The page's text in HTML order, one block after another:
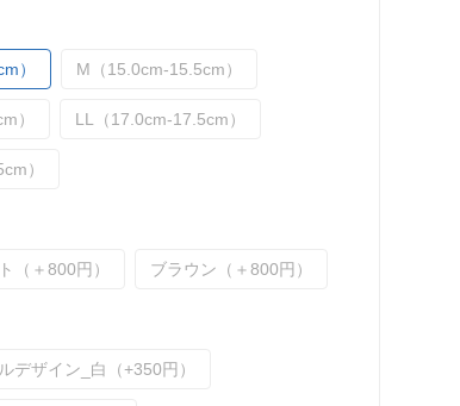
） M（15.0cm-15.5cm）
） LL（17.0cm-17.5cm）
）
（＋800円） ブラウン（＋800円）
デザイン_白（+350円）